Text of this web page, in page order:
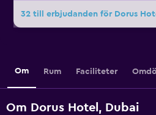
32 till erbjudanden för Dorus
Om Rum Faciliteter
Om Dorus Hotel, Dubai